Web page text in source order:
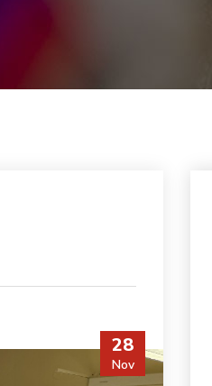
28
Nov